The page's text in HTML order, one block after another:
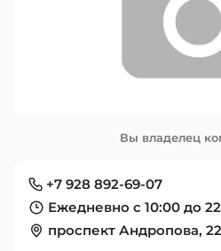
Вы владелец
+7 928 892-69-07
Ежедневно с 10:00 до
проспект Андропова, 22